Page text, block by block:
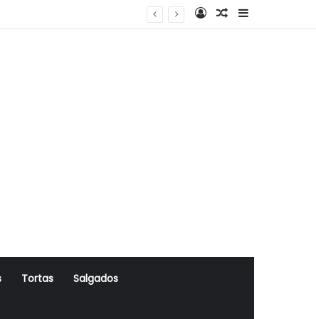
Log InArtigo Aleatório
Sidebar
Tortas Salgados